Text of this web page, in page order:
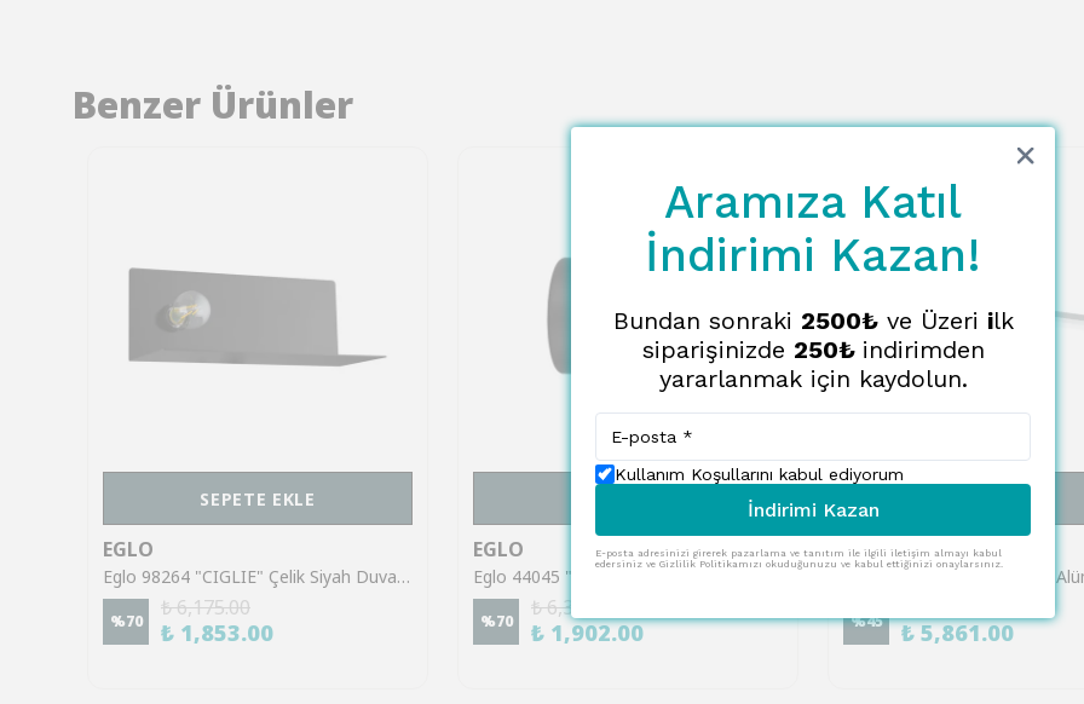
Benzer Ürünler
SEPETE EKLE
EGLO
Eglo 98264 "CIGLIE" Çelik Siyah Duvar Aplik
%70
₺ 6,175.00
₺ 1,853.00
EGLO
%70
₺ 6,337.00
₺ 1,902.00
EGLO
%45 ₺ 5,861.00
Aramıza Katıl
İndirimi Kazan!
Bundan sonraki 2500₺ve Üzeri ilk
siparişinizde 250₺ indirimden
yararlanmak için kaydolun.
Kullanım Koşullarını kabul ediyorum
İndirimi Kazan
E-posta adresinizi girerek pazarlama ve tanıtım ile ilgili iletişim almayı kabul
edersiniz ve Gizlilik Politikamızı okuduğunuzu ve kabul ettiğinizi onaylarsınız.